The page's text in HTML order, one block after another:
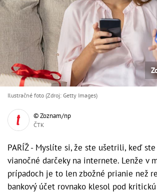
Ilustračné foto (Zdroj: Getty Images)
© Zoznam/np
ČTK
PARÍŽ - Myslíte si, že ste ušetrili, keď
vianočné darčeky na internete. Lenže v
prípadoch je to len zbožné prianie než
bankový účet rovnako klesol pod